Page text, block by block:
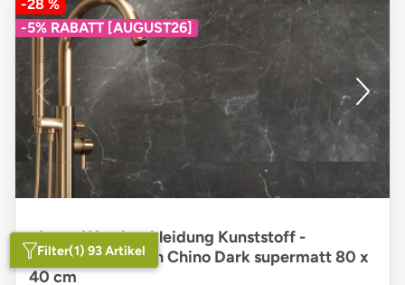
-28 %
-5% RABATT [AUGUST26]
planeo Wandverkleidung Kunststoff -
Wall&Floor Design Chino Dark supermatt 80 x
40 cm
Filter(1) 93 Artikel